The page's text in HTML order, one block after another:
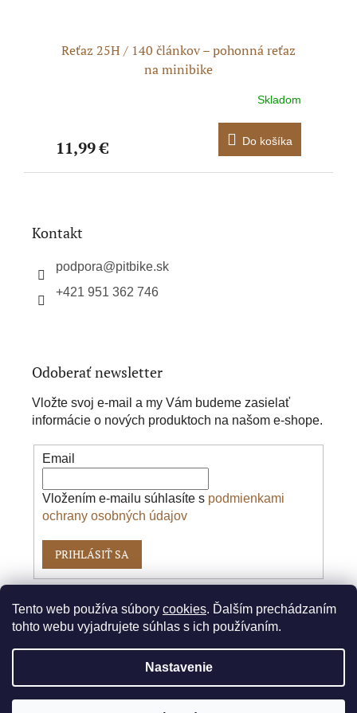
Tento web používa súbory cookies. Ďalším prechádzaním
tohto webu vyjadrujete súhlas s ich používaním.
Nastavenie
Reťaz 25H / 140 článkov – pohonná reťaz
na minibike
Skladom
11,99 € Do košíka
Z
Kontakt
podpora@pitbike.sk
+421 951 362 746
Odoberať newsletter
Vložte svoj e-mail a my Vám budeme zasielať
informácie o nových produktoch na našom e-shope.
Email
Vložením e-mailu súhlasíte s podmienkami
ochrany osobných údajov
PRIHLÁSIŤ SA
Vytvoril Shoptet
Copyright 2026Pitbike.sk